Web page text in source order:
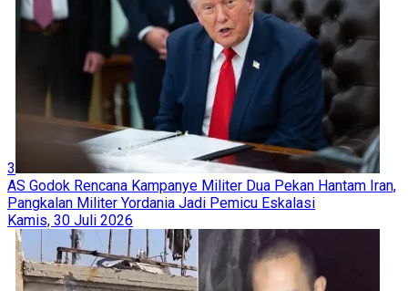
3
AS Godok Rencana Kampanye Militer Dua Pekan Hantam Iran,
Pangkalan Militer Yordania Jadi Pemicu Eskalasi
Kamis, 30 Juli 2026